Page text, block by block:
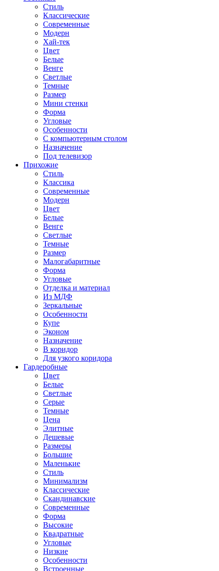
Стиль
Классические
Современные
Модерн
Хай-тек
Цвет
Белые
Венге
Светлые
Темные
Размер
Мини стенки
Форма
Угловые
Особенности
С компьютерным столом
Назначение
Под телевизор
Прихожие
Стиль
Классика
Современные
Модерн
Цвет
Белые
Венге
Светлые
Темные
Размер
Малогабаритные
Форма
Угловые
Отделка и материал
Из МДФ
Зеркальные
Особенности
Купе
Эконом
Назначение
В коридор
Для узкого коридора
Гардеробные
Цвет
Белые
Светлые
Серые
Темные
Цена
Элитные
Дешевые
Размеры
Большие
Маленькие
Стиль
Минимализм
Классические
Скандинавские
Современные
Форма
Высокие
Квадратные
Угловые
Низкие
Особенности
Встроенные